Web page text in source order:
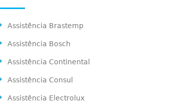
Assistência Brastemp
Assistência Bosch
Assistência Continental
Assistência Consul
Assistência Electrolux